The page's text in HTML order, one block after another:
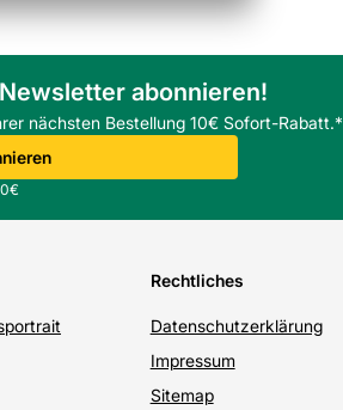
abonnieren!
nächsten Bestellung 10€ Sofort-Rabatt.*
Rechtliches
Datenschutzerklärung
Impressum
Sitemap